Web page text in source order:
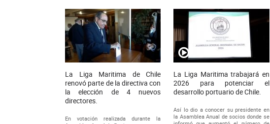
La Liga Maritima de Chile
renovó parte de la directiva con
la elección de 4 nuevos
directores.
En votación realizada durante la
La Liga Maritima trabajará en
2026 para potenciar el
desarrollo portuario de Chile.
Así lo dio a conocer su presidente en
la Asamblea Anual de socios donde se